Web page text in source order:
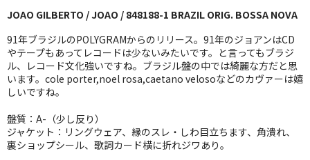
JAZZ-JP
JAZZ-VOCAL
J-POP
ROCK
FOLK,SSW
JOAO GILBERTO / JOAO / 848188-1 BRAZIL ORIG. BOSSA NOVA
91年ブラジルのPOLYGRAMからのリリース。91年のジョアンはCD
やテープもあってレコードは少ないみたいです。と言ってもブラジ
ル、レコード文化強いですね。ブラジル盤の中では綺麗な方だと思
います。cole porter,noel rosa,caetano velosoなどのカヴァーは嬉
しいですね。
盤質：A-（少し反り）
ジャケット：リングウェア、縁のスレ・しわ目立ちます、角潰れ、
裏ショップシール、歌詞カード横に折れジワあり。